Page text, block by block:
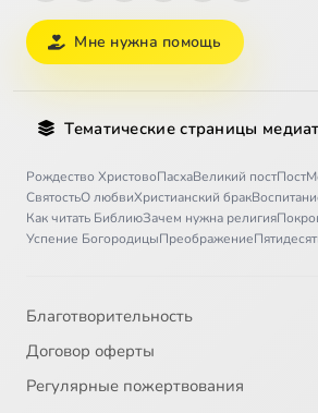
Мне нужна помощь
Тематические страницы
Рождество ХристовоПасхаВеликий постПост
СвятостьО любвиХристианский брак
Как читать БиблиюЗачем нужна религия
Успение БогородицыПреображение
Благотворительность
Договор оферты
Регулярные пожертвования